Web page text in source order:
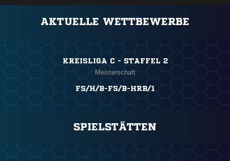
AKTUELLE WETTBEWERBE
KREISLIGA C - STAFFEL 2
Meisterschaft
FS/H/B-FS/B-HRB/1
SPIELSTÄTTEN